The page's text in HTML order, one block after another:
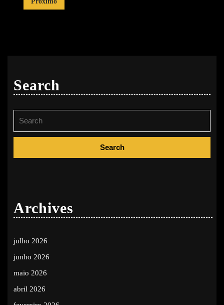
posts
Search
for:
Archives
julho 2026
junho 2026
maio 2026
abril 2026